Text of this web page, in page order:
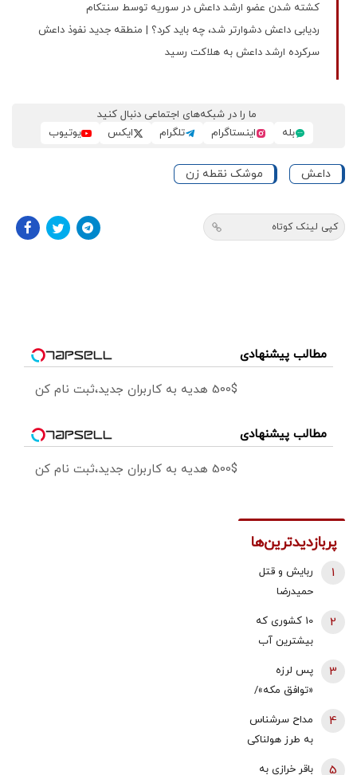
کشته شدن عضو ارشد داعش در سوریه توسط سنتکام
ردیابی داعش دشوارتر شد، چه باید کرد؟ | منطقه جدید نفوذ داعش
سرکرده‌ ارشد داعش به هلاکت رسید
ما را در شبکه‌های اجتماعی دنبال کنید
بله
اینستاگرام تلگرام ایکس یوتیوب
داعش موشک نقطه زن
کپی لینک کوتاه
مطالب پیشنهادی
500$ هدیه به کاربران جدید،ثبت نام کن
مطالب پیشنهادی
500$ هدیه به کاربران جدید،ثبت نام کن
پربازدیدترین‌ها
ربایش و قتل
حمیدرضا
لحظه قتل او
برای
1
10 کشوری که
بیشترین آب
دارند
2
پس لرزه
«توافق مکه»/
3
مداح سرشناس
به طرز هولناکی
4
باقر خرازی به 5